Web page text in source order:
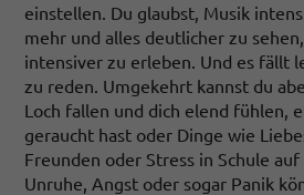
einstellen. Du glaubst, Musik
mehr und alles deutlicher zu
intensiver zu erleben. Und es fällt
zu reden. Umgekehrt kannst du
Loch fallen und dich elend fühlen,
geraucht hast oder Dinge wie
Freunden oder Stress in Schule
Unruhe, Angst oder sogar Panik